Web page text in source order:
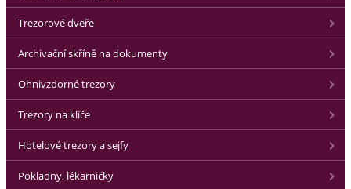
Trezorové dveře
Archivační skříně na dokumenty
Ohnivzdorné trezory
Trezory na klíče
Hotelové trezory a sejfy
Pokladny, lékarničky